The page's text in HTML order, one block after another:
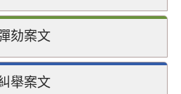
劾案文
舉案文